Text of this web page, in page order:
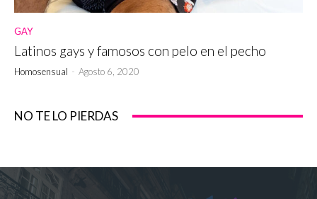
GAY
Latinos gays y famosos con pelo en el pecho
Homosensual - Agosto 6, 2020
NO TE LO PIERDAS